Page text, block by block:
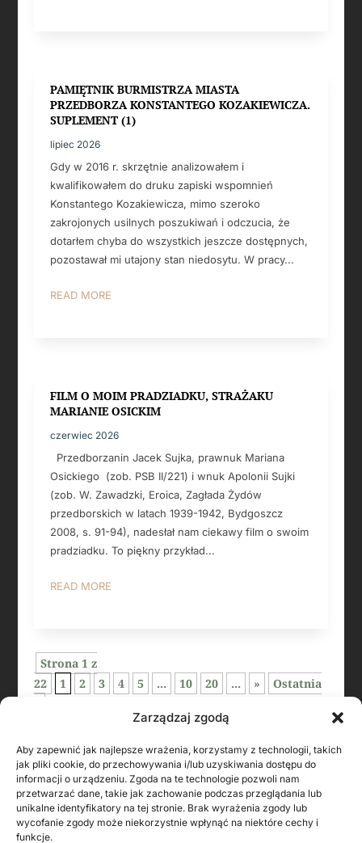
Zarządzaj zgodą
Aby zapewnić jak najlepsze wrażenia, korzystamy z technologii, takich
jak pliki cookie, do przechowywania i/lub uzyskiwania dostępu do
informacji o urządzeniu. Zgoda na te technologie pozwoli nam
przetwarzać dane, takie jak zachowanie podczas przeglądania lub
unikalne identyfikatory na tej stronie. Brak wyrażenia zgody lub
wycofanie zgody może niekorzystnie wpłynąć na niektóre cechy i
funkcje.
PAMIĘTNIK BURMISTRZA MIASTA
PRZEDBORZA KONSTANTEGO KOZAKIEWICZA.
SUPLEMENT (1)
lipiec 2026
Gdy w 2016 r. skrzętnie analizowałem i
kwalifikowałem do druku zapiski wspomnień
Konstantego Kozakiewicza, mimo szeroko
zakrojonych usilnych poszukiwań i odczucia, że
dotarłem chyba do wszystkich jeszcze dostępnych,
pozostawał mi utajony stan niedosytu. W pracy...
READ MORE
FILM O MOIM PRADZIADKU, STRAŻAKU
MARIANIE OSICKIM
czerwiec 2026
Przedborzanin Jacek Sujka, prawnuk Mariana
Osickiego (zob. PSB II/221) i wnuk Apolonii Sujki
(zob. W. Zawadzki, Eroica, Zagłada Żydów
przedborskich w latach 1939-1942, Bydgoszcz
2008, s. 91-94), nadesłał nam ciekawy film o swoim
pradziadku. To piękny przykład...
READ MORE
Strona 1 z
22
1 2 3 4 5 ... 10 20 ... »
Ostatnia